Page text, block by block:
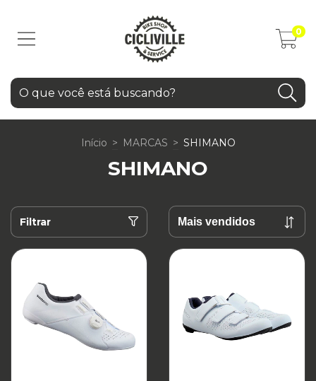
0
Início > MARCAS > SHIMANO
SHIMANO
Filtrar